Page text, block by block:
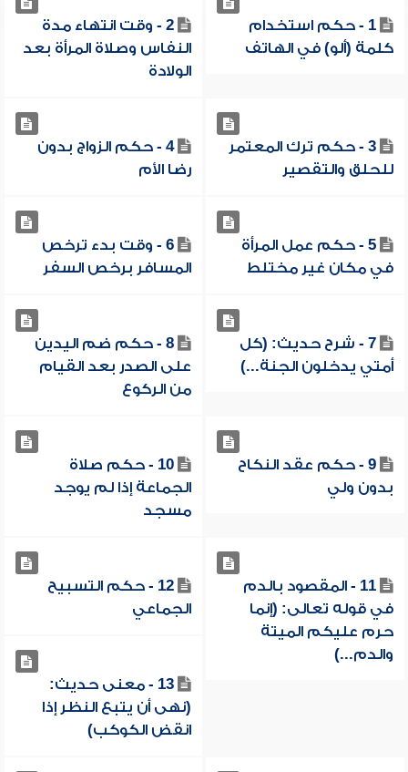
1 - حكم استخدام
كلمة (ألو) في الهاتف
2 - وقت انتهاء مدة
النفاس وصلاة المرأة بعد
الولادة
3 - حكم ترك المعتمر
للحلق والتقصير
4 - حكم الزواج بدون
رضا الأم
5 - حكم عمل المرأة
في مكان غير مختلط
6 - وقت بدء ترخص
المسافر برخص السفر
7 - شرح حديث: (كل
أمتي يدخلون الجنة...)
8 - حكم ضم اليدين
على الصدر بعد القيام
من الركوع
9 - حكم عقد النكاح
بدون ولي
10 - حكم صلاة
الجماعة إذا لم يوجد
مسجد
11 - المقصود بالدم
في قوله تعالى: (إنما
حرم عليكم الميتة
والدم...)
12 - حكم التسبيح
الجماعي
13 - معنى حديث:
(نهى أن يتبع النظر إذا
انقض الكوكب)